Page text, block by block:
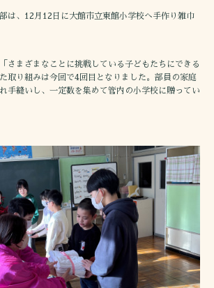
は、12月12日に大館市立東館小学校へ手作り雑巾
さまざまなことに挑戦している子どもたちにできる
取り組みは今回で4回目となりました。部員の家庭
手縫いし、一定数を集めて管内の小学校に贈ってい